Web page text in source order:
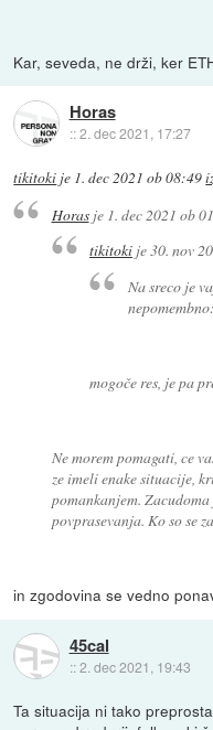
Kar, seveda, ne drži, ker
Horas
::2. dec 2021, 17:27
tikitoki je 1. dec 2021 ob 08:49
Horasje 1. dec 2021 ob
tikitoki je30. nov
Na sreco je
mogoče res, je pa
Ne morem pomagati, ce
ze imeli enake situacije,
pomankanjem.
povprasevanja. Ko so se
in zgodovina se vedno
45cal
::2. dec 2021, 19:43
Ta situacija ni tako